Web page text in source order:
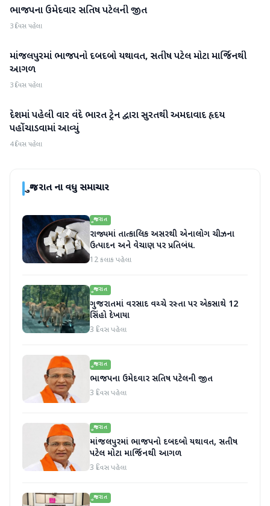
ગુજરાત
ભાજપના ઉમેદવાર સતિષ પટેલની જીત
3 દિવસ પહેલા
ગુજરાત
માંજલપુરમાં ભાજપનો દબદબો યથાવત, સતીષ પટેલ મોટા માર્જિનથી
આગળ
3 દિવસ પહેલા
ગુજરાત
દેશમાં પહેલી વાર વંદે ભારત ટ્રેન દ્વારા સુરતથી અમદાવાદ હૃદય
પહોંચાડવામાં આવ્યું
4 દિવસ પહેલા
ગુજરાતના વધુ સમાચાર
ગુજરાત
રાજ્યમાં તાત્કાલિક અસરથી એનાલોગ ચીઝના
ઉત્પાદન અને વેચાણ પર પ્રતિબંધ.
12 કલાક પહેલા
ગુજરાત
ગુજરાતમાં વરસાદ વચ્ચે રસ્તા પર એકસાથે 12
સિંહો દેખાયા
3 દિવસ પહેલા
ગુજરાત
ભાજપના ઉમેદવાર સતિષ પટેલની જીત
3 દિવસ પહેલા
ગુજરાત
માંજલપુરમાં ભાજપનો દબદબો યથાવત, સતીષ
પટેલ મોટા માર્જિનથી આગળ
3 દિવસ પહેલા
ગુજરાત